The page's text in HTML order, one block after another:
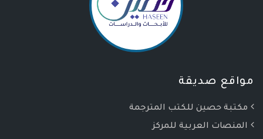
مواقع صديقة
مكتبة حصين للكتب المترجمة
المنصات العربية للمركز